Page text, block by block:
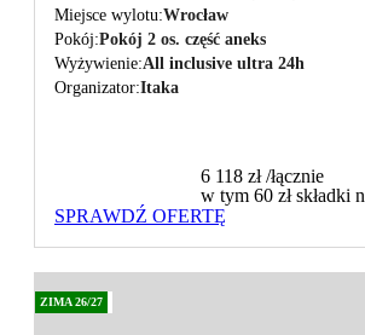
Miejsce wylotu Wrocław
Pokój Pokój 2 os. część aneks
Wyżywienie All inclusive ultra 24h
Organizator Itaka
6 118 zł/łącznie
w tym 60 zł składki
SPRAWDŹ OFERTĘ
ZIMA 26/27